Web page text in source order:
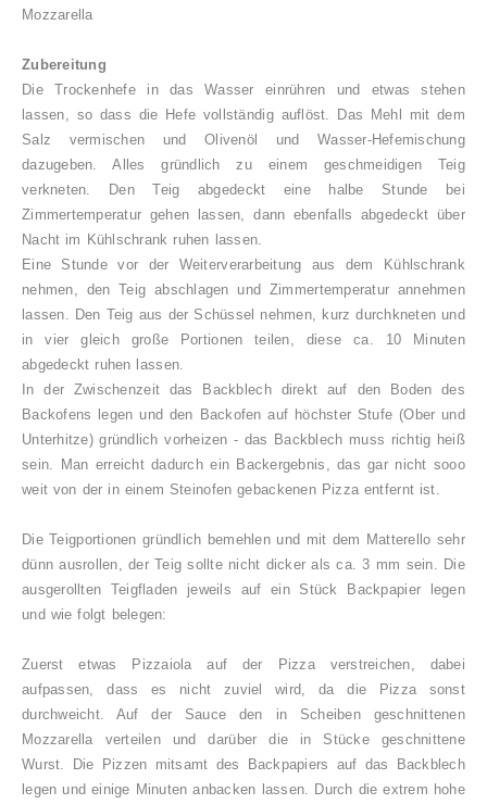
Mozzarella
Zubereitung
Die Trockenhefe in das Wasser einrühren und etwas stehen
lassen, so dass die Hefe vollständig auflöst.
Das Mehl mit dem
Salz vermischen und Olivenöl und Wasser-Hefemischung
dazugeben. Allesgründlich zu einem geschmeidigen Teig
verkneten. Den Teig abgedeckt eine halbe Stunde bei
Zimmertemperatur gehen lassen, dann ebenfalls abgedeckt über
Nacht im Kühlschrank ruhen lassen.
Eine Stunde vor der Weiterverarbeitung aus dem Kühlschrank
nehmen, den Teig abschlagen und Zimmertemperatur annehmen
lassen. Den Teig aus der Schüssel nehmen, kurz durchkneten und
in vier gleich große Portionen teilen, diese ca. 10 Minuten
abgedeckt ruhen lassen.
In der Zwischenzeit das Backblech direkt auf den Boden des
Backofens legen und den Backofen auf höchster Stufe (Ober und
Unterhitze) gründlich vorheizen - das Backblech muss richtig heiß
sein.
Man erreicht dadurch ein Backergebnis, das gar nicht sooo
weit von der in einem Steinofen gebackenen Pizza entfernt ist.
Die Teigportionen gründlich bemehlen und mit dem Matterello sehr
dünn ausrollen, der Teig sollte nicht dicker als ca. 3 mm sein. Die
ausgerollten Teigfladen jeweils auf ein Stück Backpapier legen
und wie folgt belegen:
Zuerst etwas Pizzaiola auf der Pizza verstreichen, dabei
aufpassen, dass es nicht zuviel wird, da die Pizza sonst
durchweicht. Auf der Sauce den in Scheiben geschnittenen
Mozzarella verteilen und darüber die in Stücke geschnittene
Wurst. Die Pizzen mitsamt des Backpapiers auf das Backblech
legen und einige Minuten anbacken lassen. Durch die extrem hohe